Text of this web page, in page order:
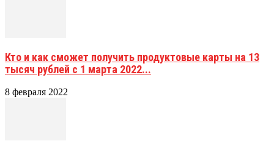
Кто и как сможет получить продуктовые карты на 13
тысяч рублей с 1 марта 2022...
8 февраля 2022